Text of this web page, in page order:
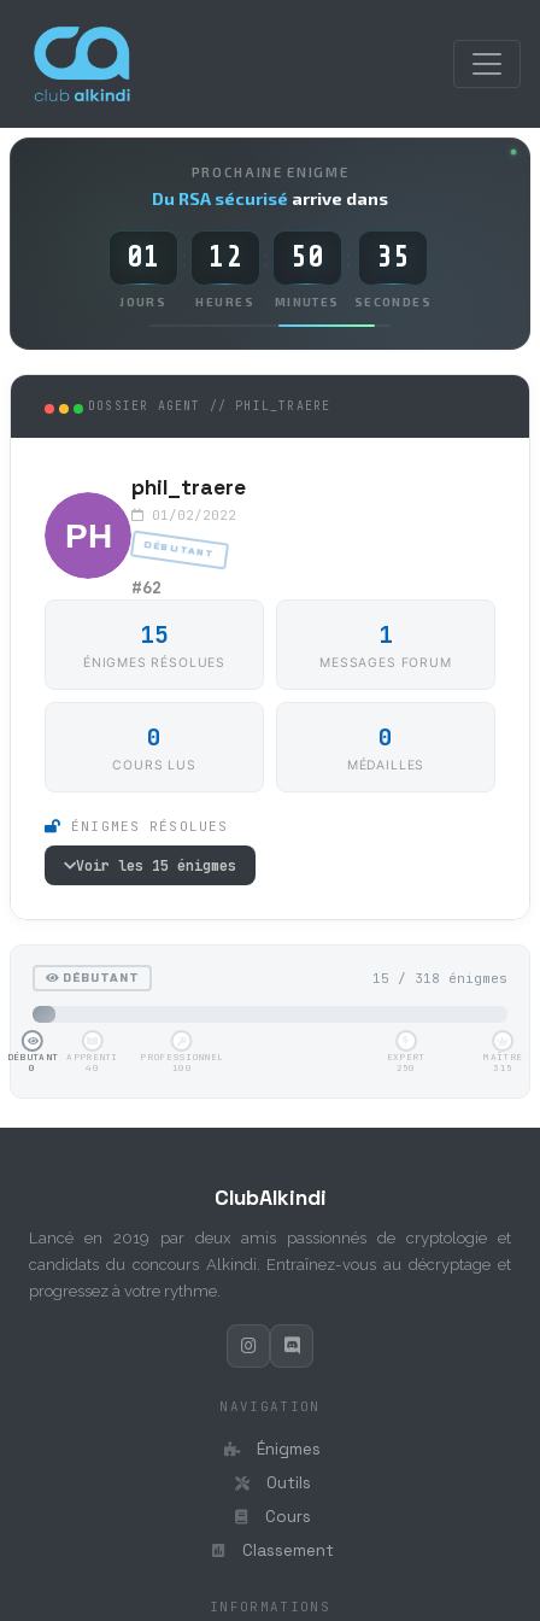
PROCHAINE ENIGME
Du RSA sécurisé arrive dans
01
JOURS
12
HEURES
50
MINUTES
35
SECONDES
DOSSIER AGENT // PHIL_TRAERE
phil_traere
01/02/2022
DÉBUTANT
#62
15
ÉNIGMES RÉSOLUES
1
MESSAGES FORUM
0
COURS LUS
0
MÉDAILLES
ÉNIGMES RÉSOLUES
Voir les 15 énigmes
DÉBUTANT 15 / 318 énigmes
DÉBUTANT
0
APPRENTI
40
PROFESSIONNEL
100
EXPERT
250
MAÎTRE
315
ClubAlkindi
Lancé en 2019 par deux amis passionnés de cryptologie et
candidats du concours Alkindi. Entraînez-vous au décryptage et
progressez à votre rythme.
NAVIGATION
Énigmes
Outils
Cours
Classement
INFORMATIONS